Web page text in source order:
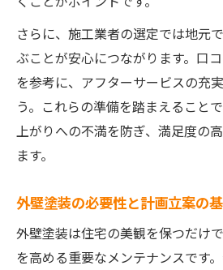
外壁塗装で予算オーバー
外壁塗装の価格差と適正
外壁塗装費用の目安と実
外壁塗装を考えるなら法令
外壁塗装で守るべき法令
外壁塗装における建設業
外壁塗装契約で避けたい
助成活用で外壁塗装の負担
さらに、施工業者の選定では地元
ぶことが安心につながります。口
を参考に、アフターサービスの充
う。これらの準備を踏まえること
上がりへの不満を防ぎ、満足度の
ます。
外壁塗装の必要性と計画立案の
外壁塗装は住宅の美観を保つだけ
を高める重要なメンテナンスです